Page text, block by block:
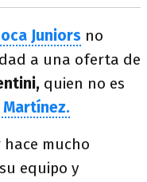
Juniors no
a una oferta de
quien no es
Martínez.
mucho
equipo y